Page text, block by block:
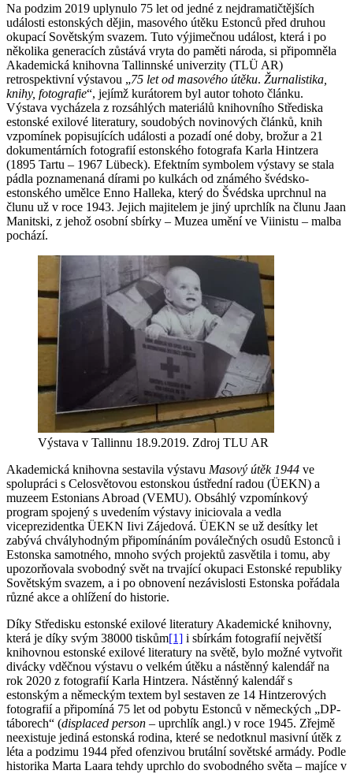
Na podzim 2019 uplynulo 75 let od jedné z nejdramatičtějších
události estonských dějin, masového útěku Estonců před druhou
okupací Sovětským svazem. Tuto výjimečnou událost, která i po
několika generacích zůstává vryta do paměti národa, si připomněla
Akademická knihovna Tallinnské univerzity (TLÜ AR)
retrospektivní výstavou „75 let od masového útěku. Žurnalistika,
knihy, fotografie“, jejímž kurátorem byl autor tohoto článku.
Výstava vycházela z rozsáhlých materiálů knihovního Střediska
estonské exilové literatury, soudobých novinových článků, knih
vzpomínek popisujících události a pozadí oné doby, brožur a 21
dokumentárních fotografií estonského fotografa Karla Hintzera
(1895 Tartu – 1967 Lübeck). Efektním symbolem výstavy se stala
pádla poznamenaná dírami po kulkách od známého švédsko-
estonského umělce Enno Halleka, který do Švédska uprchnul na
člunu už v roce 1943. Jejich majitelem je jiný uprchlík na člunu Jaan
Manitski, z jehož osobní sbírky – Muzea umění ve Viinistu – malba
pochází.
Výstava v Tallinnu 18.9.2019. Zdroj TLU AR
Akademická knihovna sestavila výstavu Masový útěk 1944 ve
spolupráci s Celosvětovou estonskou ústřední radou (ÜEKN) a
muzeem Estonians Abroad (VEMU). Obsáhlý vzpomínkový
program spojený s uvedením výstavy iniciovala a vedla
viceprezidentka ÜEKN Iivi Zájedová. ÜEKN se už desítky let
zabývá chvályhodným připomínáním poválečných osudů Estonců i
Estonska samotného, mnoho svých projektů zasvětila i tomu, aby
upozorňovala svobodný svět na trvající okupaci Estonské republiky
Sovětským svazem, a i po obnovení nezávislosti Estonska pořádala
různé akce a ohlížení do historie.
Díky Středisku estonské exilové literatury Akademické knihovny,
která je díky svým 38000 tiskům[1] i sbírkám fotografií největší
knihovnou estonské exilové literatury na světě, bylo možné vytvořit
divácky vděčnou výstavu o velkém útěku a nástěnný kalendář na
rok 2020 z fotografií Karla Hintzera. Nástěnný kalendář s
estonským a německým textem byl sestaven ze 14 Hintzerových
fotografií a připomíná 75 let od pobytu Estonců v německých „DP-
táborech“ (displaced person – uprchlík angl.) v roce 1945. Zřejmě
neexistuje jediná estonská rodina, které se nedotknul masivní útěk z
léta a podzimu 1944 před ofenzivou brutální sovětské armády. Podle
historika Marta Laara tehdy uprchlo do svobodného světa – majíce v